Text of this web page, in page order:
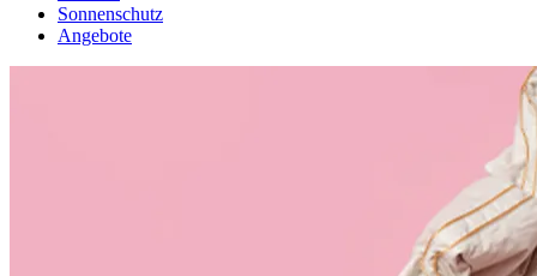
Sonnenschutz
Angebote